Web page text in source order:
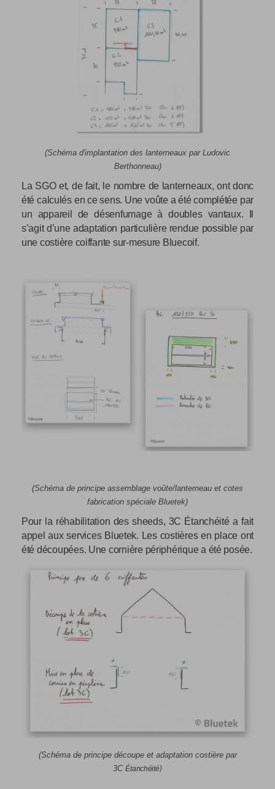
(Schéma d'implantation des lanterneaux par Ludovic
Berthonneau)
La SGO et, de fait, le nombre de lanterneaux, ont donc
été calculés en ce sens. Une voûte a été complétée par
un appareil de désenfumage à doubles vantaux. Il
s’agit d’une adaptation particulière rendue possible par
une costière coiffante sur-mesure Bluecoif.
(Schéma de principe assemblage voûte/lanterneau et cotes
fabrication spéciale Bluetek)
Pour la réhabilitation des sheeds, 3C Étanchéité a fait
appel aux services Bluetek. Les costières en place ont
été découpées. Une cornière périphérique a été posée.
(Schéma de principe découpe et adaptation costière par
3CÉtanchéité)